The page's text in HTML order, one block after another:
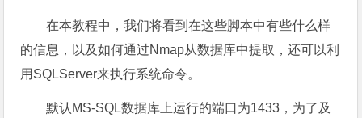
在本教程中，我们将看到在这些脚本中有些什么样
的信息，以及如何通过Nmap从数据库中提取，还可以利
用SQLServer来执行系统命令。
默认MS-SQL数据库上运行的端口为1433，为了及